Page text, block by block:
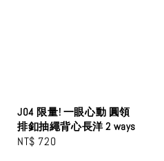
J04 限量! 一眼心動 圓領
排釦抽繩背心長洋 2 ways
Regular
NT$ 720